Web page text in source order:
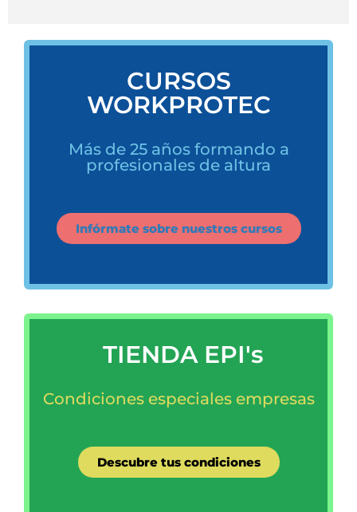
CURSOS
WORKPROTEC
Más de 25 años formando a
profesionales de altura
Infórmate sobre nuestros cursos
TIENDA EPI's
Condiciones especialesempresas
Descubre tus condiciones